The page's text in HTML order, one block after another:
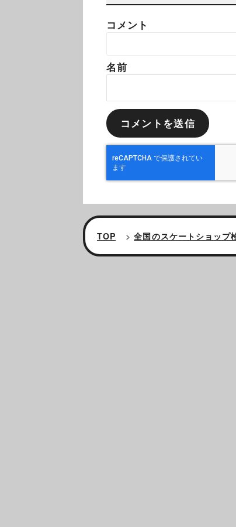
コメント
名前
TOP >全国のスケートショップ